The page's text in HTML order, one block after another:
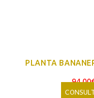
PLANTA
94,00